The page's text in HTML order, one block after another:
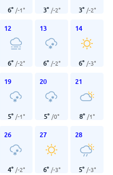
6° /-1° 3° /-2° 3° /-2°
12
6° /-2°
13
6° /-2°
14
6° /-3°
19
5° /-1°
20
5° /0°
21
8° /1°
26
4° /-2°
27
6° /-3°
28
5° /-3°